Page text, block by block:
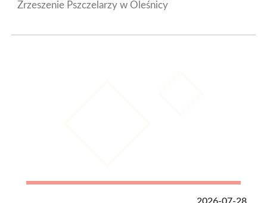
Zrzeszenie Pszczelarzy w Oleśnicy
2026-07-28